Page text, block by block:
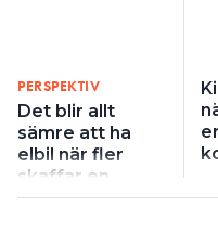
PERSPEKTIV
Det blir allt
sämre att ha
elbil när fler
skaffar en